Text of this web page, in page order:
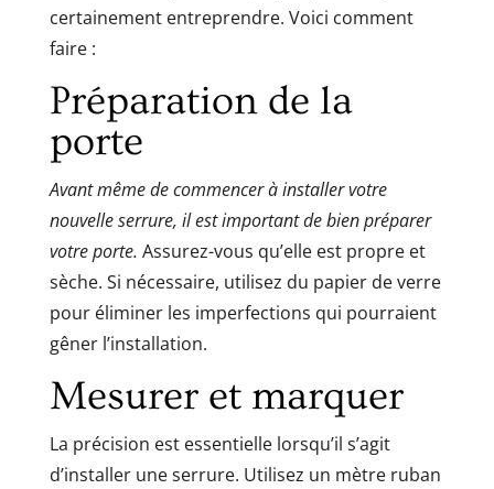
certainement entreprendre. Voici comment
faire :
Préparation de la
porte
Avant même de commencer à installer votre
nouvelle serrure, il est important de bien préparer
votre porte. Assurez-vous qu’elle est propre et
sèche. Si nécessaire, utilisez du papier de verre
pour éliminer les imperfections qui pourraient
gêner l’installation.
Mesurer et marquer
La précision est essentielle lorsqu’il s’agit
d’installer une serrure. Utilisez un mètre ruban